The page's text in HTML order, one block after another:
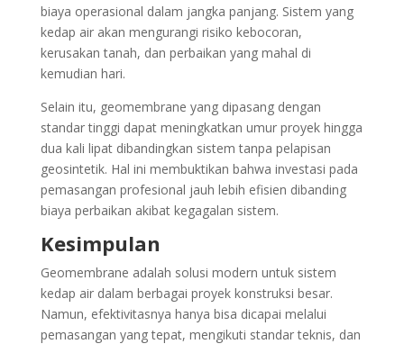
biaya operasional dalam jangka panjang. Sistem yang
kedap air akan mengurangi risiko kebocoran,
kerusakan tanah, dan perbaikan yang mahal di
kemudian hari.
Selain itu, geomembrane yang dipasang dengan
standar tinggi dapat meningkatkan umur proyek hingga
dua kali lipat dibandingkan sistem tanpa pelapisan
geosintetik. Hal ini membuktikan bahwa investasi pada
pemasangan profesional jauh lebih efisien dibanding
biaya perbaikan akibat kegagalan sistem.
Kesimpulan
Geomembrane adalah solusi modern untuk sistem
kedap air dalam berbagai proyek konstruksi besar.
Namun, efektivitasnya hanya bisa dicapai melalui
pemasangan yang tepat, mengikuti standar teknis, dan